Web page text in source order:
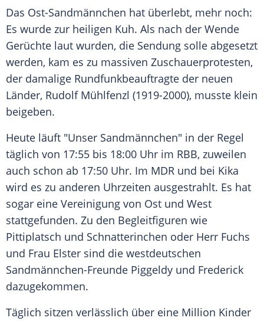
Das Ost-Sandmännchen hat überlebt, mehr noch:
Es wurde zur heiligen Kuh. Als nach der Wende
Gerüchte laut wurden, die Sendung solle abgesetzt
werden, kam es zu massiven Zuschauerprotesten,
der damalige Rundfunkbeauftragte der neuen
Länder, Rudolf Mühlfenzl (1919-2000), musste klein
beigeben.
Heute läuft "Unser Sandmännchen" in der Regel
täglich von 17:55 bis 18:00 Uhr im RBB, zuweilen
auch schon ab 17:50 Uhr. Im MDR und bei Kika
wird es zu anderen Uhrzeiten ausgestrahlt. Es hat
sogar eine Vereinigung von Ost und West
stattgefunden. Zu den Begleitfiguren wie
Pittiplatsch und Schnatterinchen oder Herr Fuchs
und Frau Elster sind die westdeutschen
Sandmännchen-Freunde Piggeldy und Frederick
dazugekommen.
Täglich sitzen verlässlich über eine Million Kinder